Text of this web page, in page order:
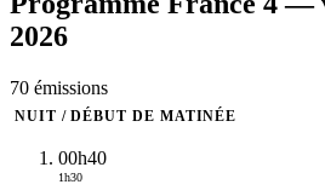
2026
70 émissions
NUIT / DÉBUT DE MATINÉE
00h40
1h30